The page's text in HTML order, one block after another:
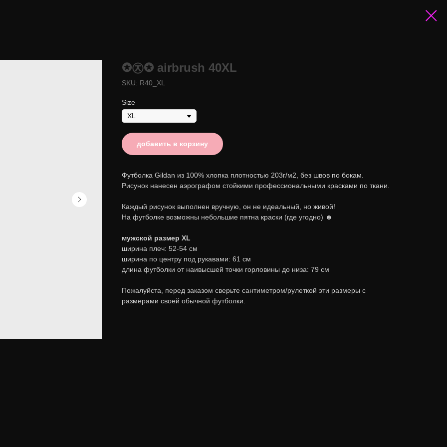
✪㉨✪ airbrush 40XL
SKU: R40_XL
Size
добавить в корзину
Футболка Gildan из 100% хлопка плотностью 203г/м2, без швов по бокам.
Рисунок нанесен аэрографом стойкими профессиональными красками по ткани.
Каждый рисунок выполнен вручную, он не идеальный, но живой!
На футболке возможны небольшие пятна краски (где угодно) ☻
мужской размер XL
ширина плеч: 52-54 см
ширина по центру под рукавами: 61 см
длина футболки от наивысшей точки горловины до низа: 79 см
Пожалуйста, перед заказом сверьте сантиметром/рулеткой эти размеры с
размерами своей обычной футболки.